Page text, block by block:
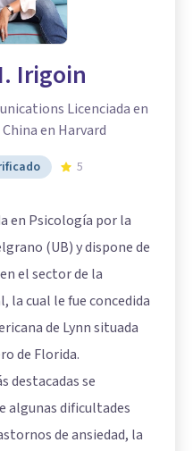
Irigoin
Licenciada en
en Harvard
5
en Psicología por la
(UB) y dispone de
el sector de la
la cual le fue concedida
de Lynn situada
de Florida.
destacadas se
algunas dificultades
de ansiedad, la